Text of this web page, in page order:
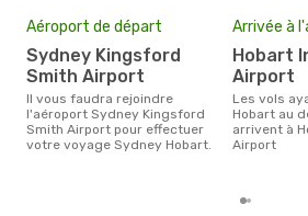
Aéroport de départ
Sydney Kingsford
Smith Airport
Il vous faudra rejoindre
l'aéroport Sydney Kingsford
Smith Airport pour effectuer
votre voyage Sydney Hobart.
Arrivée à
Hobart International
Airport
Les vols ayant pour destination
Hobart au
arrivent à
Airport